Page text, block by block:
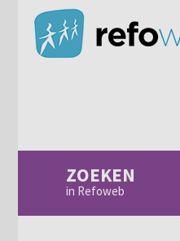
ZOEKEN
in Refoweb